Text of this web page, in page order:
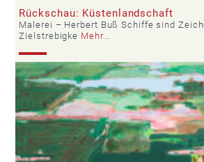
Rückschau: Küstenlandschaft
Malerei – Herbert Buß Schiffe sind
Zielstrebigke Mehr...